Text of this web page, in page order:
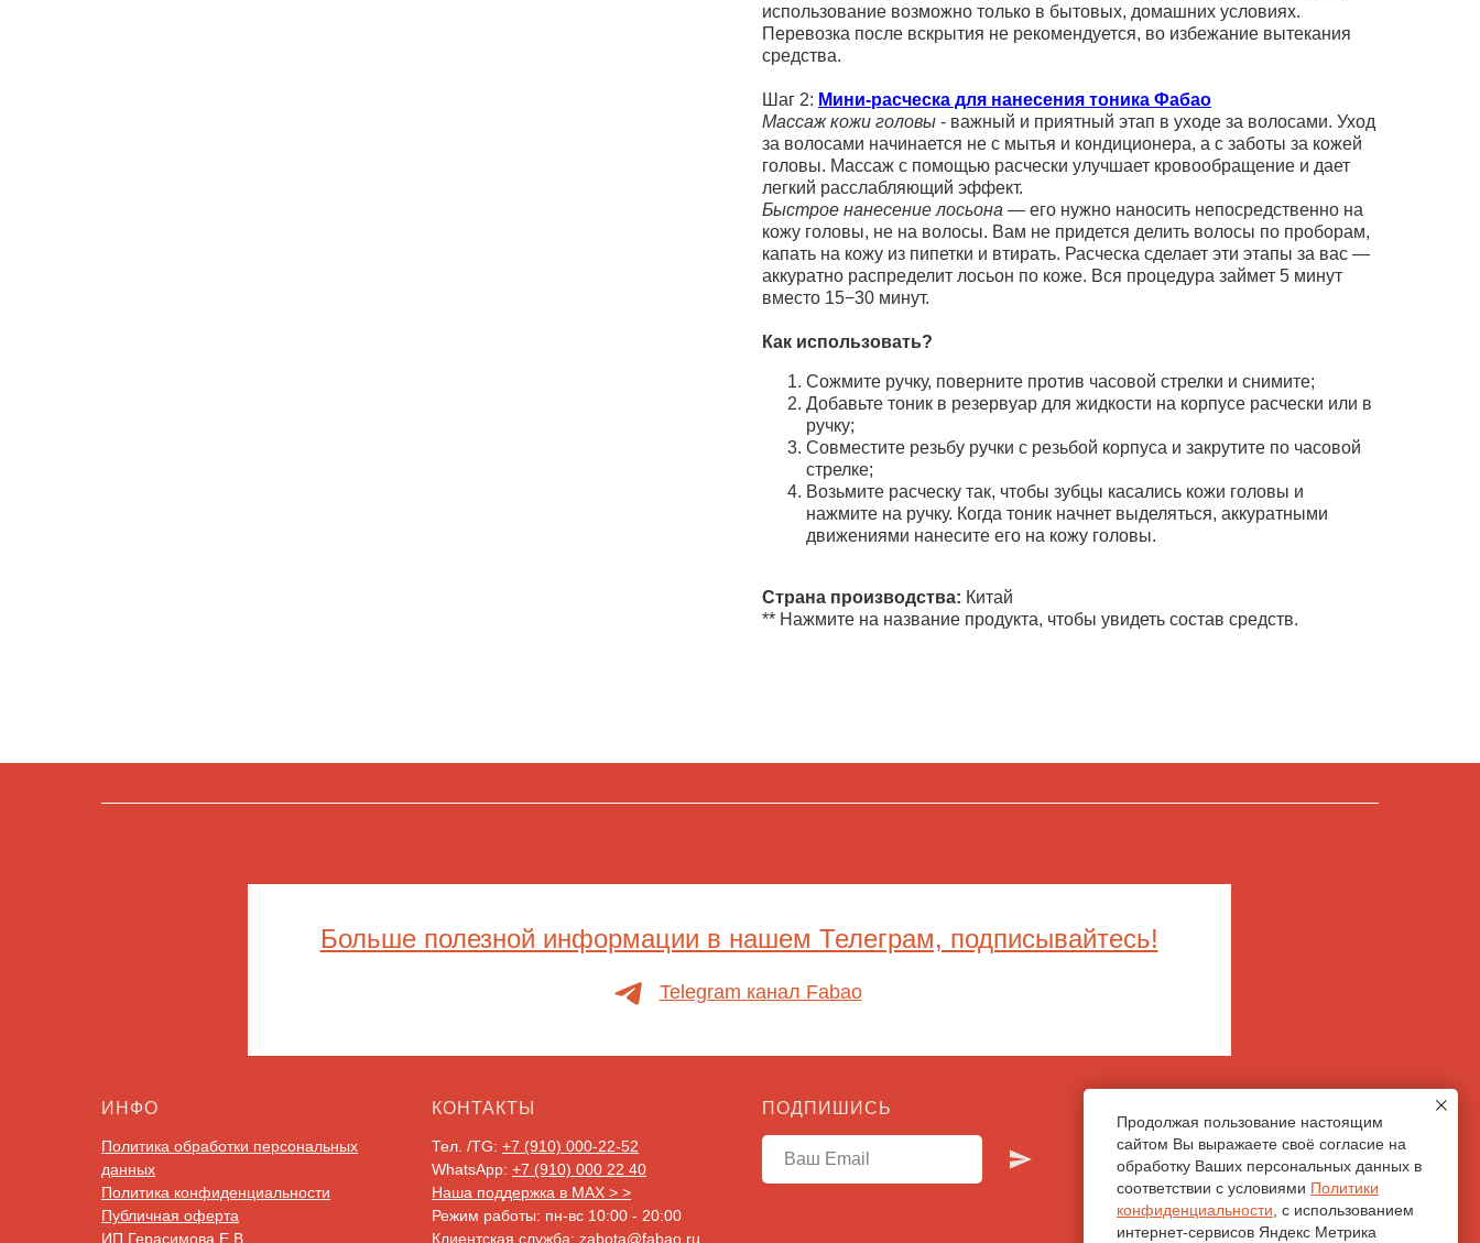
использование возможно только в бытовых, домашних условиях.
Перевозка после вскрытия не рекомендуется, во избежание вытекания
средства.
Шаг 2: Мини-расческа для нанесения тоника Фабао
Массаж кожи головы - важный и приятный этап в уходе за волосами. Уход
за волосами начинается не с мытья и кондиционера, а с заботы за кожей
головы. Массаж с помощью расчески улучшает кровообращение и дает
легкий расслабляющий эффект.
Быстрое нанесение лосьона — его нужно наносить непосредственно на
кожу головы, не на волосы. Вам не придется делить волосы по проборам,
капать на кожу из пипетки и втирать. Расческа сделает эти этапы за вас —
аккуратно распределит лосьон по коже. Вся процедура займет 5 минут
вместо 15−30 минут.
Как использовать?
Сожмите ручку, поверните против часовой стрелки и снимите;
Добавьте тоник в резервуар для жидкости на корпусе расчески или в
ручку;
Совместите резьбу ручки с резьбой корпуса и закрутите по часовой
стрелке;
Возьмите расческу так, чтобы зубцы касались кожи головы и
нажмите на ручку. Когда тоник начнет выделяться, аккуратными
движениями нанесите его на кожу головы.
Страна производства: Китай
** Нажмите на название продукта, чтобы увидеть состав средств.
Telegram канал Fabao
Больше полезной информации в нашем Телеграм, подписывайтесь!
ИНФО
Политика обработки персональных
данных
Политика конфиденциальности
Публичная оферта
ИП Герасимова Е.В.
КОНТАКТЫ
Тел. /TG: +7 (910) 000-22-52
WhatsApp: +7 (910) 000 22 40
Наша поддержка в MAX > >
Режим работы: пн-вс 10:00 - 20:00
Клиентская служба: zabota@fabao.ru
ПОДПИШИСЬ
Продолжая пользование настоящим
сайтом Вы выражаете своё согласие на
обработку Ваших персональных данных в
соответствии с условиями Политики
конфиденциальности, с использованием
интернет-сервисов Яндекс Метрика